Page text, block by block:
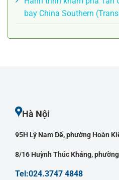
bay China Southern
Hà Nội
95H Lý Nam Đế, phường Hoàn
8/16 Huỳnh Thúc Kháng,
Tel:024.3747 4848